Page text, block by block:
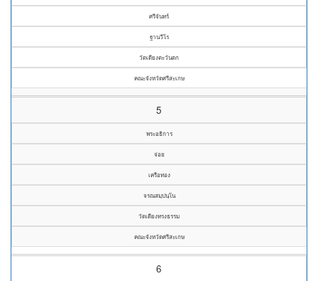
ศรีจันทร์
ฐานวีโร
วัดเดียงตะวันตก
คณะจังหวัดศรีสะเกษ
5
พระอธิการ
จ่อย
เครือทอง
จรณสมฺปนฺโน
วัดเดียงทรงธรรม
คณะจังหวัดศรีสะเกษ
6